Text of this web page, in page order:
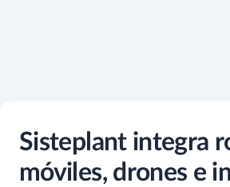
Sisteplant integra
móviles, drones e